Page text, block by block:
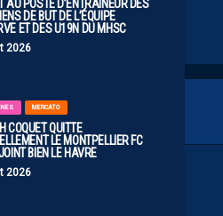
AU POSTE D’ENTRAÎNEUR DES
DE BUT DE L’ÉQUIPE
ET DES U19N DU MHSC
2026
MERCATO
COQUET QUITTE
LE MONTPELLIER FC
BIEN LE HAVRE
2026